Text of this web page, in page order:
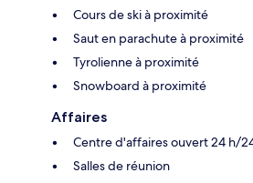
Cours de ski à proximité
Saut en parachute à proximité
Tyrolienne à proximité
Snowboard à proximité
Affaires
Centre d'affaires ouvert 24 h/
Salles de réunion